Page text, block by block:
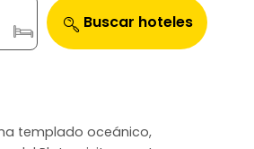
Buscar hoteles
templado oceánico,